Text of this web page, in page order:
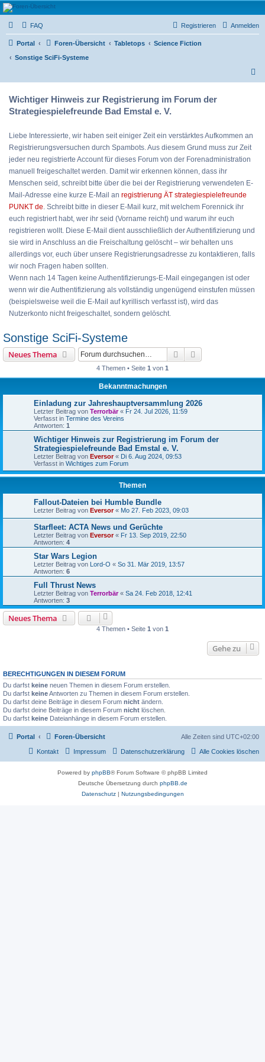
Strategiespielefreunde
Bad Emstal e.V.
Das Forum der Strategiespielefreunde Bad Emstal e.V. - Tabletop und mehr
FAQ Anmelden
Registrieren
Portal Foren-Übersicht Tabletops
Science Fiction
Sonstige SciFi-Systeme
Wichtiger Hinweis zur Registrierung im Forum der
Strategiespielefreunde Bad Emstal e. V.
Liebe Interessierte, wir haben seit einiger Zeit ein verstärktes Aufkommen an
Registrierungsversuchen durch Spambots. Aus diesem Grund muss zur Zeit
jeder neu registrierte Account für dieses Forum von der Forenadministration
manuell freigeschaltet werden. Damit wir erkennen können, dass ihr
Menschen seid, schreibt bitte über die bei der Registrierung verwendeten E-
Mail-Adresse eine kurze E-Mail an registrierung ÄT strategiespielefreunde
PUNKT de. Schreibt bitte in dieser E-Mail kurz, mit welchem Forennick ihr
euch registriert habt, wer ihr seid (Vorname reicht) und warum ihr euch
registrieren wollt. Diese E-Mail dient ausschließlich der Authentifizierung und
sie wird in Anschluss an die Freischaltung gelöscht – wir behalten uns
allerdings vor, euch über unsere Registrierungsadresse zu kontaktieren, falls
wir noch Fragen haben sollten.
Wenn nach 14 Tagen keine Authentifizierungs-E-Mail eingegangen ist oder
wenn wir die Authentifizierung als vollständig ungenügend einstufen müssen
(beispielsweise weil die E-Mail auf kyrillisch verfasst ist), wird das
Nutzerkonto nicht freigeschaltet, sondern gelöscht.
Sonstige SciFi-Systeme
Neues Thema Suche
4 Themen • Seite 1 von 1
Bekanntmachungen
Einladung zur Jahreshauptversammlung 2026
Letzter Beitrag von Terrorbär« Fr 24. Jul 2026, 11:59
Verfasst in Termine des Vereins
Antworten: 1
Wichtiger Hinweis zur Registrierung im Forum der
Strategiespielefreunde Bad Emstal e. V.
Letzter Beitrag von Eversor« Di 6. Aug 2024, 09:53
Verfasst in Wichtiges zum Forum
Themen
Fallout-Dateien bei Humble Bundle
Letzter Beitrag von Eversor« Mo 27. Feb 2023, 09:03
Starfleet: ACTA News und Gerüchte
Letzter Beitrag von Eversor« Fr 13. Sep 2019, 22:50
Antworten: 4
Star Wars Legion
Letzter Beitrag von Lord-O « So 31. Mär 2019, 13:57
Antworten: 6
Full Thrust News
Letzter Beitrag von Terrorbär« Sa 24. Feb 2018, 12:41
Antworten: 3
Neues Thema
4 Themen • Seite 1 von 1
Gehe zu
BERECHTIGUNGEN IN DIESEM FORUM
Du darfst keine neuen Themen in diesem Forum erstellen.
Du darfst keineAntworten zu Themen in diesem Forum erstellen.
Du darfst deine Beiträge in diesem Forum nicht ändern.
Du darfst deine Beiträge in diesem Forum nicht löschen.
Du darfst keine Dateianhänge in diesem Forum erstellen.
Portal Foren-Übersicht Alle Zeiten sind UTC+02:00
Alle Cookies löschen
Datenschutzerklärung
Impressum
Kontakt
Powered by phpBB® Forum Software © phpBB Limited
Deutsche Übersetzung durch phpBB.de
Datenschutz| Nutzungsbedingungen